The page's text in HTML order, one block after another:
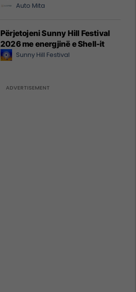
Auto Mita
Përjetojeni Sunny Hill Festival
2026 me energjinë e Shell-it
Sunny Hill Festival